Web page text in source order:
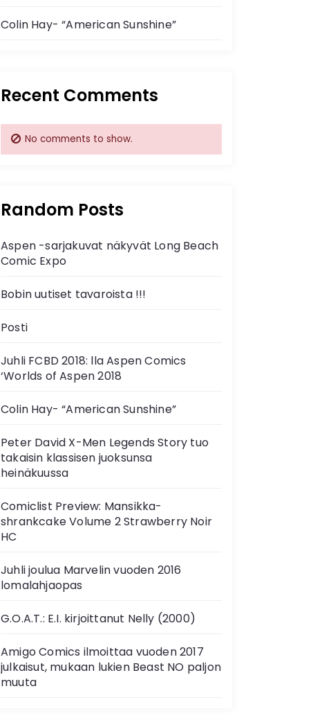
Colin Hay- “American Sunshine”
Recent Comments
No comments to show.
Random Posts
Aspen -sarjakuvat näkyvät Long Beach
Comic Expo
Bobin uutiset tavaroista !!!
Posti
Juhli FCBD 2018: lla Aspen Comics
‘Worlds of Aspen 2018
Colin Hay- “American Sunshine”
Peter David X-Men Legends Story tuo
takaisin klassisen juoksunsa
heinäkuussa
Comiclist Preview: Mansikka-
shrankcake Volume 2 Strawberry Noir
HC
Juhli joulua Marvelin vuoden 2016
lomalahjaopas
G.O.A.T.: E.I. kirjoittanut Nelly (2000)
Amigo Comics ilmoittaa vuoden 2017
julkaisut, mukaan lukien Beast NO paljon
muuta